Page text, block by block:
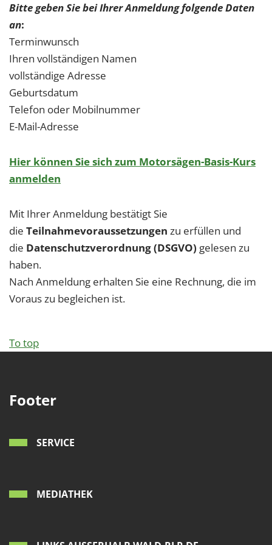
Bitte geben Sie bei Ihrer Anmeldung folgende Daten
an:
Terminwunsch
Ihren vollständigen Namen
vollständige Adresse
Geburtsdatum
Telefon oder Mobilnummer
E-Mail-Adresse
Hier können Sie sich zum Motorsägen-Basis-Kurs
anmelden
Mit Ihrer Anmeldung bestätigt Sie
die Teilnahmevoraussetzungen zu erfüllen und
die Datenschutzverordnung (DSGVO) gelesen zu
haben.
Nach Anmeldung erhalten Sie eine Rechnung, die im
Voraus zu begleichen ist.
To top
Footer
SERVICE
MEDIATHEK